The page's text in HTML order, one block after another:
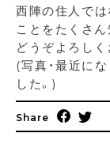
西陣の住人で
ことをたくさん
どうぞよろしく
(写真・最近に
した。)
Share